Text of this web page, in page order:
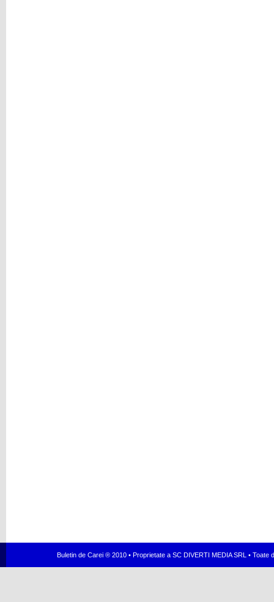
Buletin de Carei ® 2010 • Proprietate a SC DIVERTI MEDIA SRL •